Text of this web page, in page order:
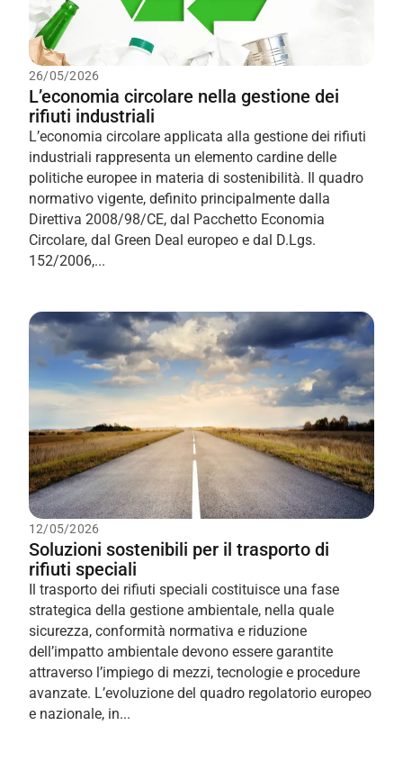
26/05/2026
L’economia circolare nella gestione dei
rifiuti industriali
L’economia circolare applicata alla gestione dei rifiuti
industriali rappresenta un elemento cardine delle
politiche europee in materia di sostenibilità. Il quadro
normativo vigente, definito principalmente dalla
Direttiva 2008/98/CE, dal Pacchetto Economia
Circolare, dal Green Deal europeo e dal D.Lgs.
152/2006,...
12/05/2026
Soluzioni sostenibili per il trasporto di
rifiuti speciali
Il trasporto dei rifiuti speciali costituisce una fase
strategica della gestione ambientale, nella quale
sicurezza, conformità normativa e riduzione
dell’impatto ambientale devono essere garantite
attraverso l’impiego di mezzi, tecnologie e procedure
avanzate. L’evoluzione del quadro regolatorio europeo
e nazionale, in...